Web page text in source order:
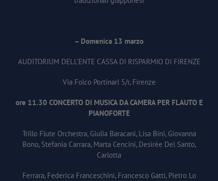
– Domenica 13 marzo
AUDITORIUM DELL’ENTE CASSA DI RISPARMIO DI FIRENZE
Via Folco Portinari 5/r, Firenze
ore 11.30 CONCERTO DI MUSICA DA CAMERA PER FLAUTO E
PIANOFORTE
Trillo Flute Orchestra, Giulia Baracani, Lisa Bini, Giovanna
Bono, Stefania Carrara, Marta Cencini, Desirèe Del Santo,
Carlotta
Ferrara, Federica Franceschini, Francesco Gatti, Pietro Lo